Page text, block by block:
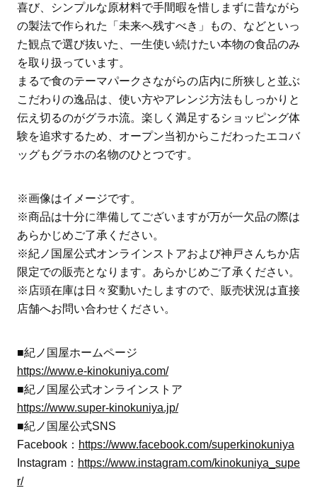
喜び、シンプルな原材料で手間暇を惜しまずに昔ながら
の製法で作られた「未来へ残すべき」もの、などといっ
た観点で選び抜いた、一生使い続けたい本物の食品のみ
を取り扱っています。
まるで食のテーマパークさながらの店内に所狭しと並ぶ
こだわりの逸品は、使い方やアレンジ方法もしっかりと
伝え切るのがグラホ流。楽しく満足するショッピング体
験を追求するため、オープン当初からこだわったエコバ
ッグもグラホの名物のひとつです。
※画像はイメージです。
※商品は十分に準備してございますが万が一欠品の際は
あらかじめご了承ください。
※紀ノ国屋公式オンラインストアおよび神戸さんちか店
限定での販売となります。あらかじめご了承ください。
※店頭在庫は日々変動いたしますので、販売状況は直接
店舗へお問い合わせください。
■紀ノ国屋ホームページ
https://www.e-kinokuniya.com/
■紀ノ国屋公式オンラインストア
https://www.super-kinokuniya.jp/
■紀ノ国屋公式SNS
Facebook： https://www.facebook.com/superkinokuniya
Instagram： https://www.instagram.com/kinokuniya_supe
r/